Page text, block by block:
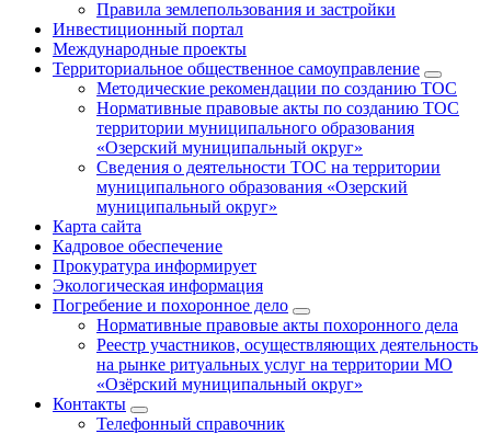
Правила землепользования и застройки
Инвестиционный портал
Международные проекты
Территориальное общественное самоуправление
Методические рекомендации по созданию ТОС
Нормативные правовые акты по созданию ТОС
территории муниципального образования
«Озерский муниципальный округ»
Сведения о деятельности ТОС на территории
муниципального образования «Озерский
муниципальный округ»
Карта сайта
Кадровое обеспечение
Прокуратура информирует
Экологическая информация
Погребение и похоронное дело
Нормативные правовые акты похоронного дела
Реестр участников, осуществляющих деятельность
на рынке ритуальных услуг на территории МО
«Озёрский муниципальный округ»
Контакты
Телефонный справочник